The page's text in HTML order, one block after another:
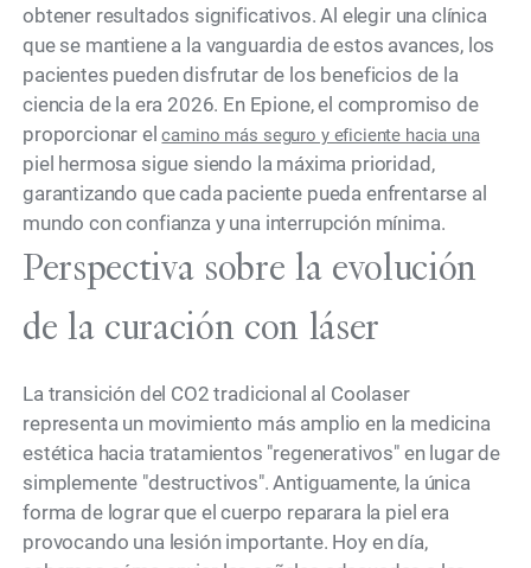
obtener resultados significativos. Al elegir una clínica
que se mantiene a la vanguardia de estos avances, los
pacientes pueden disfrutar de los beneficios de la
ciencia de la era 2026. En Epione, el compromiso de
proporcionar elcamino más seguro y eficiente hacia una
piel hermosa sigue siendo la máxima prioridad,
garantizando que cada paciente pueda enfrentarse al
mundo con confianza y una interrupción mínima.
Perspectiva sobre la evolución
de la curación con láser
La transición del CO2 tradicional al Coolaser
representa un movimiento más amplio en la medicina
estética hacia tratamientos "regenerativos" en lugar de
simplemente "destructivos". Antiguamente, la única
forma de lograr que el cuerpo reparara la piel era
provocando una lesión importante. Hoy en día,